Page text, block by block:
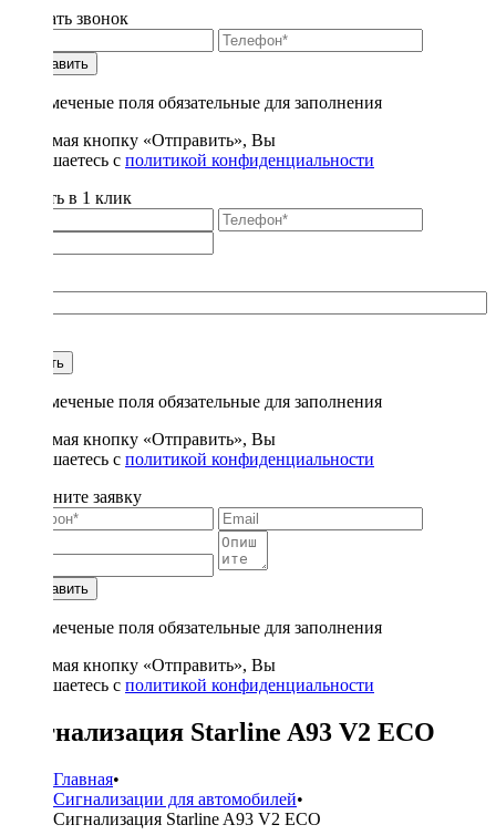
Заказать звонок
Отправить
* - отмеченые поля обязательные для заполнения
Нажимая кнопку «Отправить», Вы
соглашаетесь с политикой конфиденциальности
Купить в 1 клик
Купить
* - отмеченые поля обязательные для заполнения
Нажимая кнопку «Отправить», Вы
соглашаетесь с политикой конфиденциальности
Заполните заявку
Отправить
* - отмеченые поля обязательные для заполнения
Нажимая кнопку «Отправить», Вы
соглашаетесь с политикой конфиденциальности
Сигнализация Starline A93 V2 ECO
Главная•
Сигнализации для автомобилей•
Сигнализация Starline A93 V2 ECO